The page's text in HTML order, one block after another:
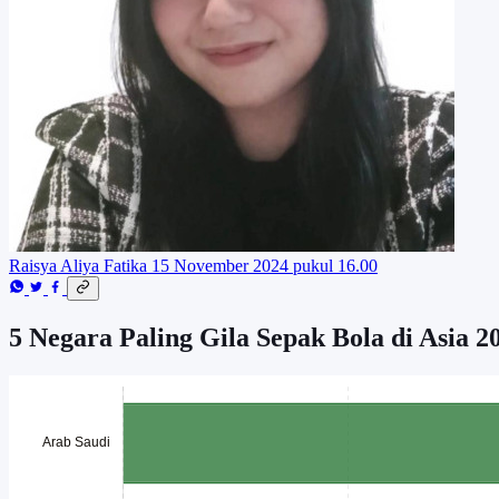
Raisya Aliya Fatika 15 November 2024 pukul 16.00
5 Negara Paling Gila Sepak Bola di Asia